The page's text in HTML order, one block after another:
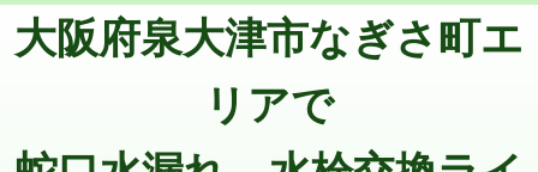
マス交換（深さ50㎝以上） 66,000円
27,500円
コンクリート斫り（厚さ10㎝超え）
モルタル補修（厚さ10㎝まで） 27,500円
追加トーラー機使用/3m超え +3,300円
大阪府泉大津市なぎさ町エ
リアで